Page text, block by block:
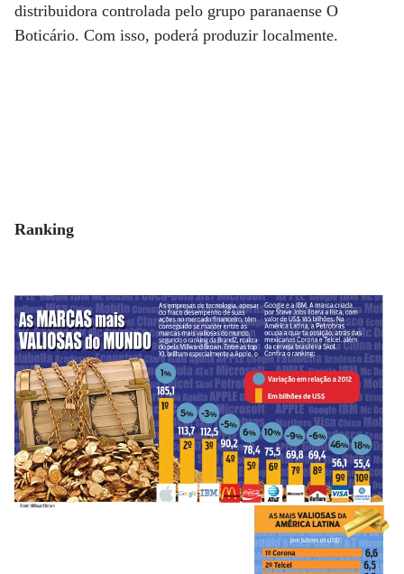
distribuidora controlada pelo grupo paranaense O
Boticário. Com isso, poderá produzir localmente.
Ranking